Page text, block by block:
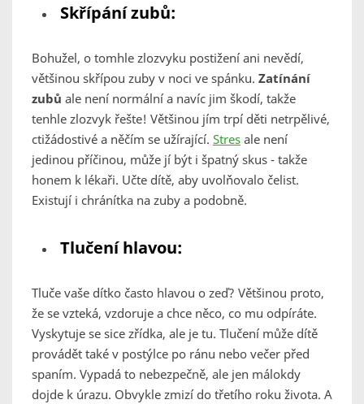
Skřípání zubů:
Bohužel, o tomhle zlozvyku postižení ani nevědí,
většinou skřípou zuby v noci ve spánku. Zatínání
zubů ale není normální a navíc jim škodí, takže
tenhle zlozvyk řešte! Většinou jím trpí děti netrpělivé,
ctižádostivé a něčím se užírající. Stres ale není
jedinou příčinou, může jí být i špatný skus - takže
honem k lékaři. Učte dítě, aby uvolňovalo čelist.
Existují i chránítka na zuby a podobně.
Tlučení hlavou:
Tluče vaše dítko často hlavou o zeď? Většinou proto,
že se vzteká, vzdoruje a chce něco, co mu odpíráte.
Vyskytuje se sice zřídka, ale je tu. Tlučení může dítě
provádět také v postýlce po ránu nebo večer před
spaním. Vypadá to nebezpečně, ale jen málokdy
dojde k úrazu. Obvykle zmizí do třetího roku života. A